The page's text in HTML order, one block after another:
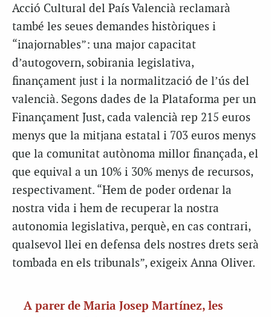
Acció Cultural del País Valencià reclamarà
també les seues demandes històriques i
“inajornables”: una major capacitat
d’autogovern, sobirania legislativa,
finançament just i la normalització de l’ús del
valencià. Segons dades de la Plataforma per un
Finançament Just, cada valencià rep 215 euros
menys que la mitjana estatal i 703 euros menys
que la comunitat autònoma millor finançada, el
que equival a un 10% i 30% menys de recursos,
respectivament. “Hem de poder ordenar la
nostra vida i hem de recuperar la nostra
autonomia legislativa, perquè, en cas contrari,
qualsevol llei en defensa dels nostres drets serà
tombada en els tribunals”, exigeix Anna Oliver.
A parer de Maria Josep Martínez, les